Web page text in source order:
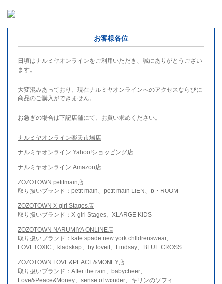
お客様各位
日頃はナルミヤオンラインをご利用いただき、誠にありがとうござい
ます。
大変混みあっており、現在ナルミヤオンラインへのアクセスならびに
商品のご購入ができません。
お急ぎの場合は下記店舗にて、お買い求めください。
ナルミヤオンライン楽天市場店
ナルミヤオンライン Yahoo!ショッピング店
ナルミヤオンライン Amazon店
ZOZOTOWN petitmain店
取り扱いブランド：petit main、petit main LIEN、b・ROOM
ZOZOTOWN X-girl Stages店
取り扱いブランド：X-girl Stages、XLARGE KIDS
ZOZOTOWN NARUMIYA ONLINE店
取り扱いブランド：kate spade new york childrenswear、
LOVETOXIC、kladskap、by loveit、Lindsay、BLUE CROSS
ZOZOTOWN LOVE&PEACE&MONEY店
取り扱いブランド：After the rain、babycheer、
Love&Peace&Money、sense of wonder、キリンのソフィ